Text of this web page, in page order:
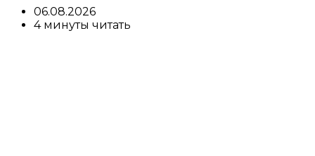
06.08.2026
4 минуты читать